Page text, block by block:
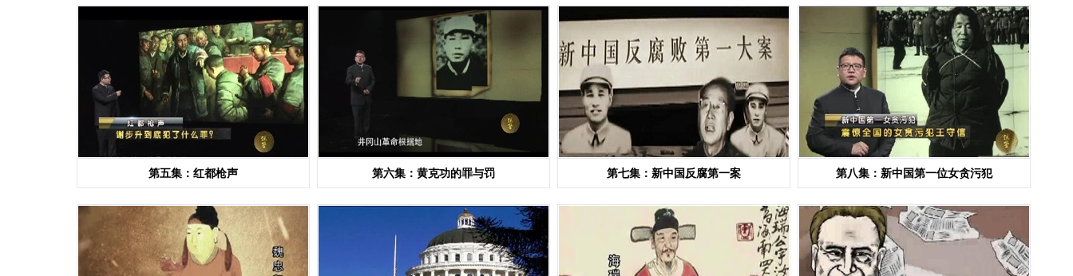
第五集：红都枪声 第六集：黄克功的罪与罚 第七集：新中国反腐第一案 第八集：新中国第一位女贪污犯